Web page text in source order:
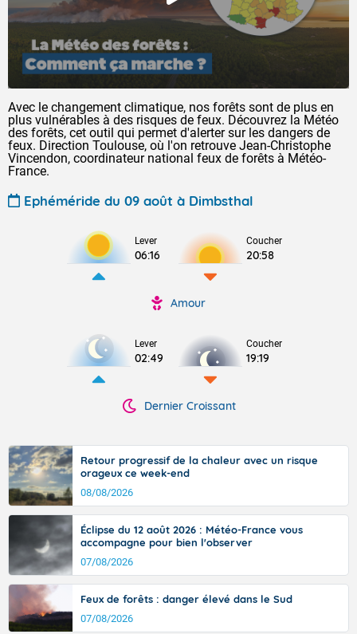
Avec le changement climatique, nos forêts sont de plus en
plus vulnérables à des risques de feux. Découvrez la Météo
des forêts, cet outil qui permet d'alerter sur les dangers de
feux. Direction Toulouse, où l'on retrouve Jean-Christophe
Vincendon, coordinateur national feux de forêts à Météo-
France.
Ephéméride du 09 août à Dimbsthal
Lever
06:16
Coucher
20:58
Amour
Lever
02:49
Coucher
19:19
Dernier Croissant
Retour progressif de la chaleur avec un risque
orageux ce week-end
08/08/2026
Éclipse du 12 août 2026 : Météo-France vous
accompagne pour bien l'observer
07/08/2026
Feux de forêts : danger élevé dans le Sud
07/08/2026